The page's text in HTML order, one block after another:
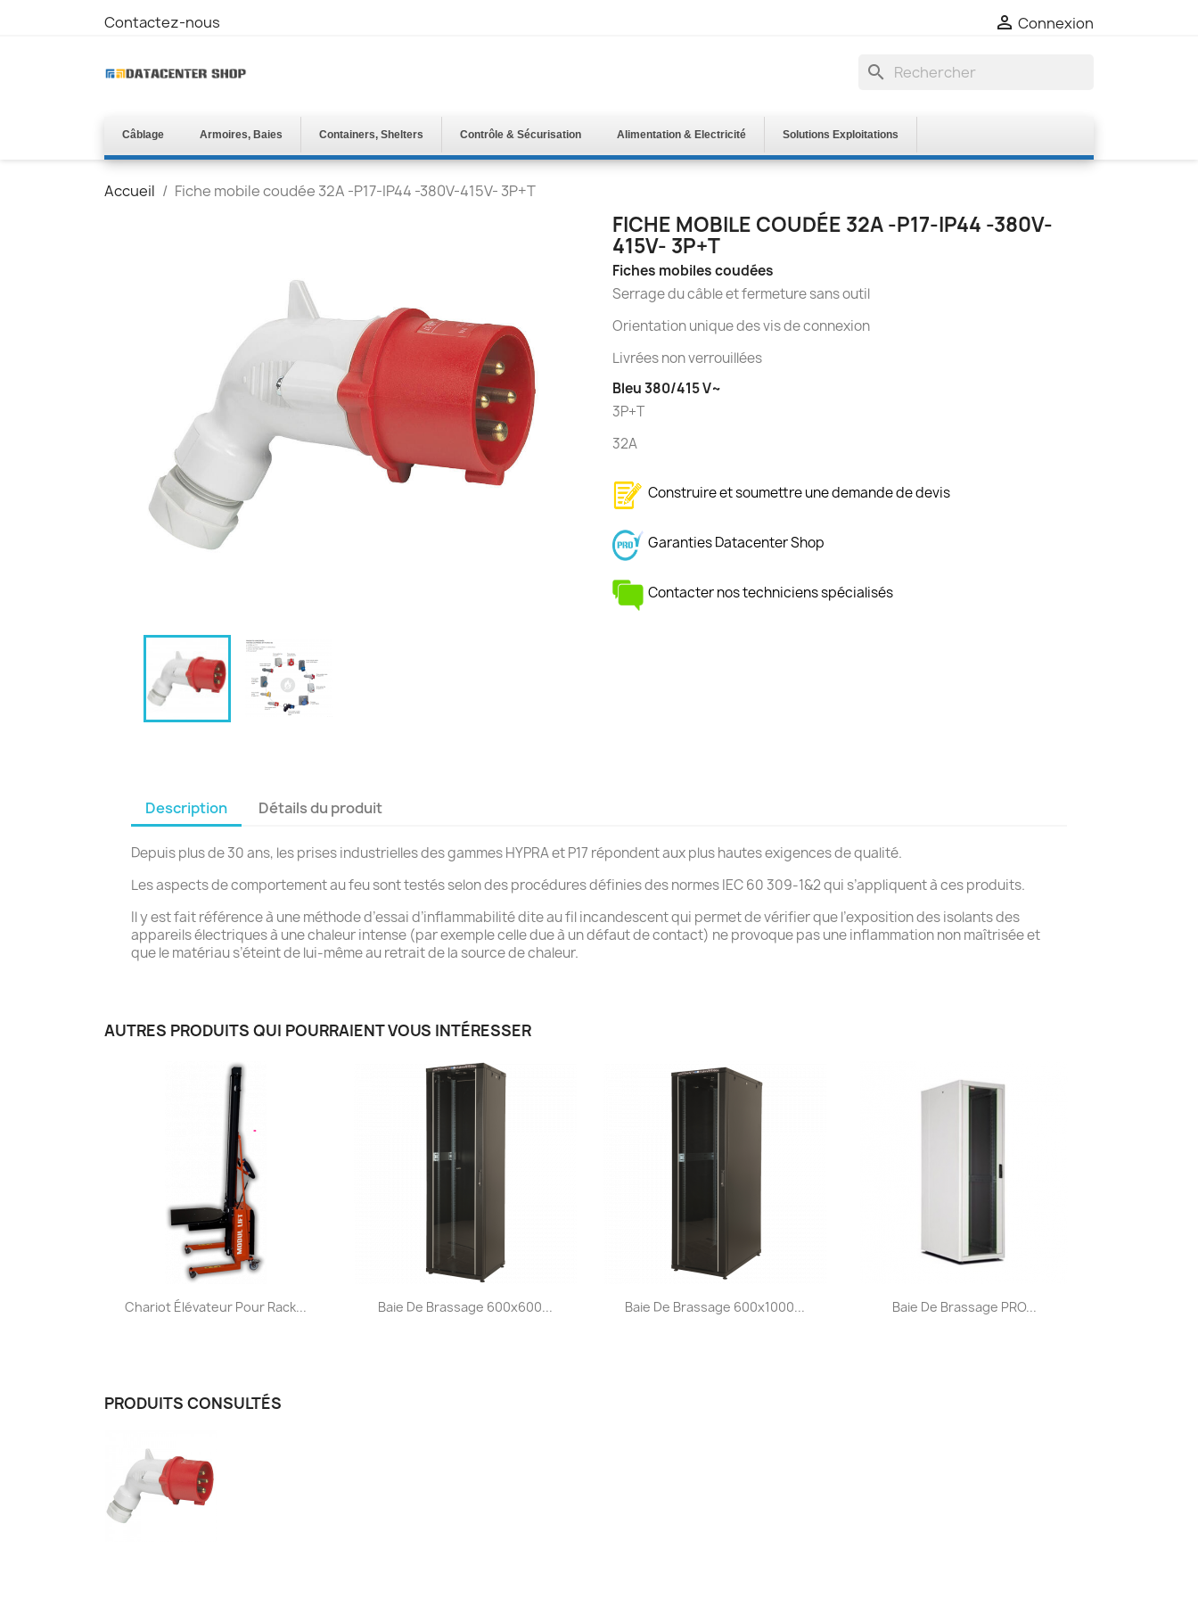
Contactez-nous  Connexion
search
Câblage Armoires, Baies Containers, Shelters Contrôle & Sécurisation Alimentation & Electricité Solutions Exploitations
Accueil Fiche mobile coudée 32A -P17-IP44 -380V-415V- 3P+T
FICHE MOBILE COUDÉE 32A -P17-IP44 -380V-
415V- 3P+T
Fiches mobiles coudées
Serrage du câble et fermeture sans outil
Orientation unique des vis de connexion
Livrées non verrouillées
Bleu 380/415 V~
3P+T
32A
Construire et soumettre une demande de devis
Garanties Datacenter Shop
Contacter nos techniciens spécialisés
Description Détails du produit
Depuis plus de 30 ans, les prises industrielles des gammes HYPRA et P17 répondent aux plus hautes exigences de qualité.
Les aspects de comportement au feu sont testés selon des procédures définies des normes IEC 60 309-1&2 qui s’appliquent à ces produits.
Il y est fait référence à une méthode d’essai d’inflammabilité dite au fil incandescent qui permet de vérifier que l’exposition des isolants des
appareils électriques à une chaleur intense (par exemple celle due à un défaut de contact) ne provoque pas une inflammation non maîtrisée et
que le matériau s’éteint de lui-même au retrait de la source de chaleur.
AUTRES PRODUITS QUI POURRAIENT VOUS INTÉRESSER
Aperçu rapide
Chariot Élévateur Pour Rack...  Aperçu rapide
Baie De Brassage 600x600... Aperçu rapide
Baie De Brassage 600x1000... Aperçu rapide
Baie De Brassage PRO...
PRODUITS CONSULTÉS